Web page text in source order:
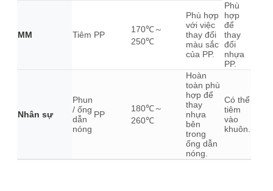
MM Tiêm PP
170℃～
250℃
Phù hợp
với việc
thay đổi
màu sắc
của PP.
Phù
hợp
để
thay
đổi
nhựa
PP.
Nhân sự
Phun
/ ống
dẫn
nóng
PP
180℃～
260℃
Hoàn
toàn phù
hợp để
thay
nhựa
bên
trong
ống dẫn
nóng.
Có thể
tiêm
vào
khuôn.